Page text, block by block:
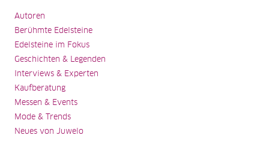
Autoren
Berühmte Edelsteine
Edelsteine im Fokus
Geschichten & Legenden
Interviews & Experten
Kaufberatung
Messen & Events
Mode & Trends
Neues von Juwelo